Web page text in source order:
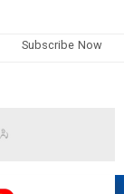
Subscribe Now